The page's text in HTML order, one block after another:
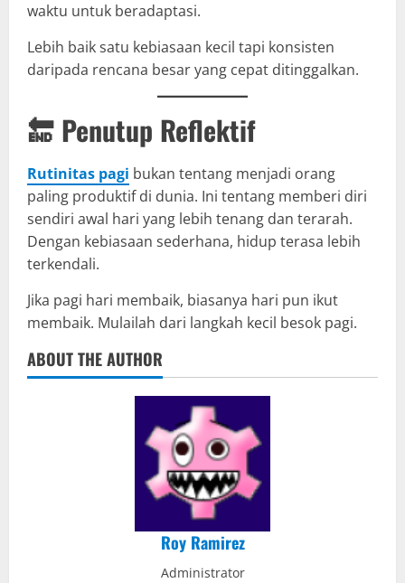
waktu untuk beradaptasi.
Lebih baik satu kebiasaan kecil tapi konsisten
daripada rencana besar yang cepat ditinggalkan.
🔚 Penutup Reflektif
Rutinitas pagi bukan tentang menjadi orang
paling produktif di dunia. Ini tentang memberi diri
sendiri awal hari yang lebih tenang dan terarah.
Dengan kebiasaan sederhana, hidup terasa lebih
terkendali.
Jika pagi hari membaik, biasanya hari pun ikut
membaik. Mulailah dari langkah kecil besok pagi.
ABOUT THE AUTHOR
Roy Ramirez
Administrator